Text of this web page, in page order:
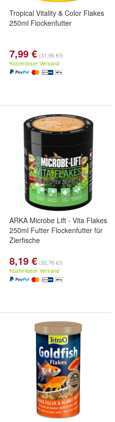
Tropical Vitality & Color Flakes
250ml Flockenfutter
7,99 € (31,96 €/l)
Kostenloser Versand
ARKA Microbe Lift - Vita Flakes
250ml Futter Flockenfutter für
Zierfische
8,19 € (32,76 €/l)
Kostenloser Versand